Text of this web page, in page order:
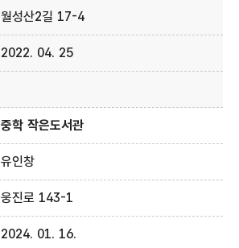
월성산2길 17-4
2022. 04. 25
중학 작은도서관
유인창
웅진로 143-1
2024. 01. 16.